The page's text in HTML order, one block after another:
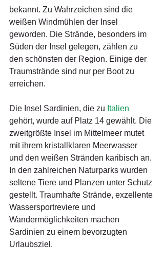
bekannt. Zu Wahrzeichen sind die
weißen Windmühlen der Insel
geworden. Die Strände, besonders im
Süden der Insel gelegen, zählen zu
den schönsten der Region. Einige der
Traumstrände sind nur per Boot zu
erreichen.
Die Insel Sardinien, die zu Italien
gehört, wurde auf Platz 14 gewählt. Die
zweitgrößte Insel im Mittelmeer mutet
mit ihrem kristallklaren Meerwasser
und den weißen Stränden karibisch an.
In den zahlreichen Naturparks wurden
seltene Tiere und Planzen unter Schutz
gestellt. Traumhafte Strände, exzellente
Wassersportreviere und
Wandermöglichkeiten machen
Sardinien zu einem bevorzugten
Urlaubsziel.